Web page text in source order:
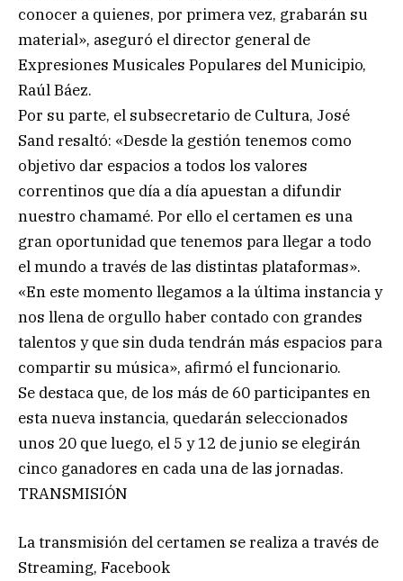
conocer a quienes, por primera vez, grabarán su
material», aseguró el director general de
Expresiones Musicales Populares del Municipio,
Raúl Báez.
Por su parte, el subsecretario de Cultura, José
Sand resaltó: «Desde la gestión tenemos como
objetivo dar espacios a todos los valores
correntinos que día a día apuestan a difundir
nuestro chamamé. Por ello el certamen es una
gran oportunidad que tenemos para llegar a todo
el mundo a través de las distintas plataformas».
«En este momento llegamos a la última instancia y
nos llena de orgullo haber contado con grandes
talentos y que sin duda tendrán más espacios para
compartir su música», afirmó el funcionario.
Se destaca que, de los más de 60 participantes en
esta nueva instancia, quedarán seleccionados
unos 20 que luego, el 5 y 12 de junio se elegirán
cinco ganadores en cada una de las jornadas.
TRANSMISIÓN
La transmisión del certamen se realiza a través de
Streaming, Facebook